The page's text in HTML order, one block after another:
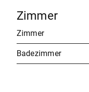
Zimmer
Zimmer
Badezimmer